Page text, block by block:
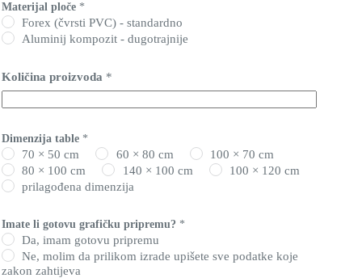
Materijal ploče *
Forex (čvrsti PVC) - standardno
Aluminij kompozit - dugotrajnije
Količina proizvoda *
Dimenzija table *
70 × 50 cm 60 × 80 cm
100 × 70 cm
80 × 100 cm
140 × 100 cm
100 × 120 cm
prilagođena dimenzija
Imate li gotovu grafičku pripremu? *
Da, imam gotovu pripremu
Ne, molim da prilikom izrade upišete sve podatke koje
zakon zahtijeva